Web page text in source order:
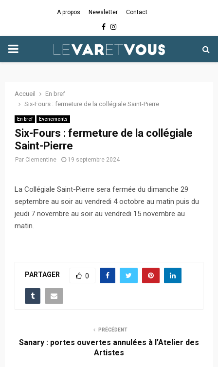
A propos Newsletter Contact
Facebook
Instagram
PRIMARY
Accueil
En bref
Six-Fours : fermeture de la collégiale Saint-Pierre
En bref Evenements
Six-Fours : fermeture de la collégiale
Saint-Pierre
Par Clementine 19 septembre 2024
La Collégiale Saint-Pierre sera fermée du dimanche 29
septembre au soir au vendredi 4 octobre au matin puis du
jeudi 7 novembre au soir au vendredi 15 novembre au
matin.
PARTAGER 0
PRÉCÉDENT
Sanary : portes ouvertes annulées à l’Atelier des
Artistes